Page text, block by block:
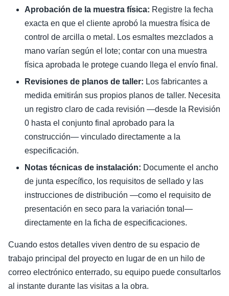
Aprobación de la muestra física: Registre la fecha
exacta en que el cliente aprobó la muestra física de
control de arcilla o metal. Los esmaltes mezclados a
mano varían según el lote; contar con una muestra
física aprobada le protege cuando llega el envío final.
Revisiones de planos de taller: Los fabricantes a
medida emitirán sus propios planos de taller. Necesita
un registro claro de cada revisión —desde la Revisión
0 hasta el conjunto final aprobado para la
construcción— vinculado directamente a la
especificación.
Notas técnicas de instalación: Documente el ancho
de junta específico, los requisitos de sellado y las
instrucciones de distribución —como el requisito de
presentación en seco para la variación tonal—
directamente en la ficha de especificaciones.
Cuando estos detalles viven dentro de su espacio de
trabajo principal del proyecto en lugar de en un hilo de
correo electrónico enterrado, su equipo puede consultarlos
al instante durante las visitas a la obra.